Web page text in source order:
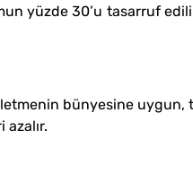
yüzde 30’u tasarruf
bünyesine